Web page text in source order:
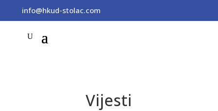
info@hkud-stolac.com
Vijesti